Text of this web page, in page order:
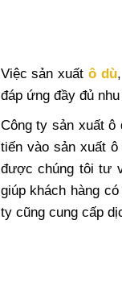
Việc sản xuấtô dù
đáp ứng đầy đủ
Công ty sản xuất ô
tiến vào sản xuất
được chúng tôi tư
giúp khách hàng
ty cũng cung cấp